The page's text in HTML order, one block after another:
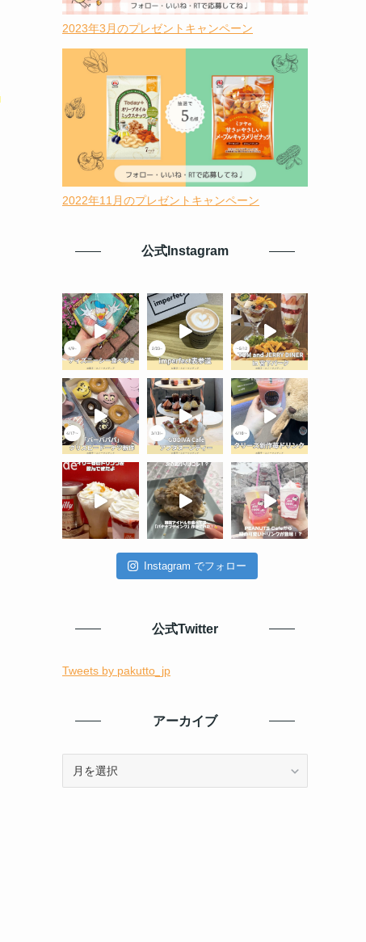
2023年3月のプレゼントキャンペーン
2022年11月のプレゼントキャンペーン
公式Instagram
Instagram でフォロー
公式Twitter
Tweets by pakutto_jp
アーカイブ